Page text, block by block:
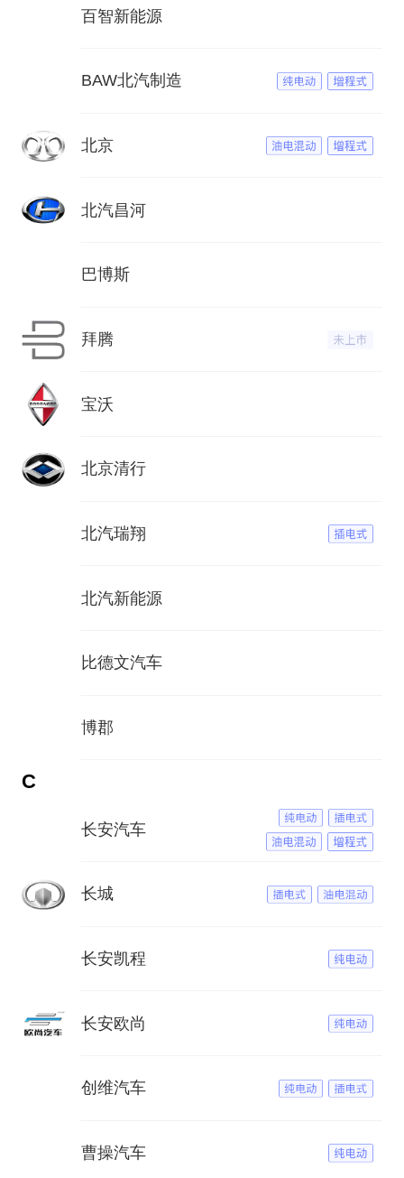
百智新能源
BAW北汽制造
北京
北汽昌河
巴博斯
拜腾
宝沃
北京清行
北汽瑞翔
北汽新能源
比德文汽车
博郡
C
长安汽车
长城
长安凯程
长安欧尚
创维汽车
曹操汽车